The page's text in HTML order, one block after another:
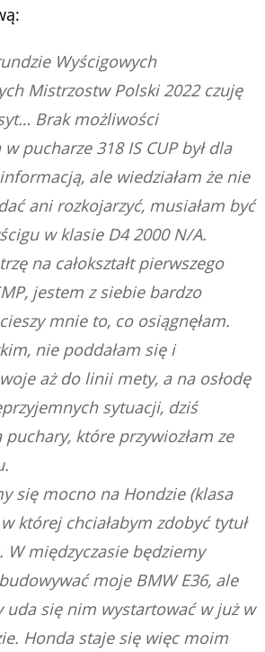
Wyścigowych
Mistrzostw Polski 2022 czuję
Brak możliwości
pucharze 318 IS CUP był dla
ale wiedziałam że nie
ani rozkojarzyć, musiałam być
w klasie D4 2000 N/A.
na całokształt pierwszego
jestem z siebie bardzo
mnie to, co osiągnęłam.
nie poddałam się i
aż do linii mety, a na osłodę
sytuacji, dziś
które przywiozłam ze
się mocno na Hondzie (klasa
której chciałabym zdobyć tytuł
W międzyczasie będziemy
moje BMW E36, ale
uda się nim wystartować w już w
Honda staje się więc moim